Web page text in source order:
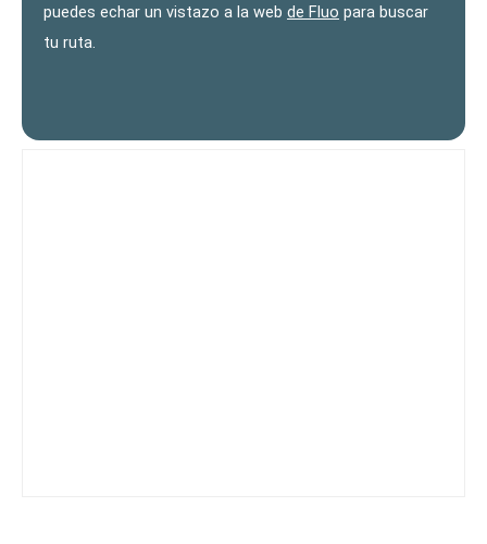
puedes echar un vistazo a la web de Fluo para buscar
tu ruta.